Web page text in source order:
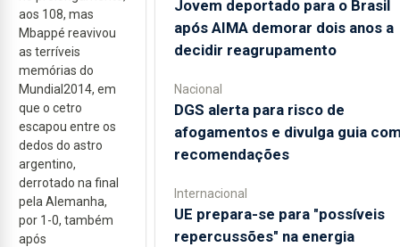
aos 108, mas
Mbappé reavivou
as terríveis
memórias do
Mundial2014, em
que o cetro
escapou entre os
dedos do astro
argentino,
derrotado na final
pela Alemanha,
por 1-0, também
após
Jovem deportado para o Brasil
após AIMA demorar dois anos a
decidir reagrupamento
Nacional
DGS alerta para risco de
afogamentos e divulga guia
recomendações
Internacional
UE prepara-se para "possíveis
repercussões" na energia